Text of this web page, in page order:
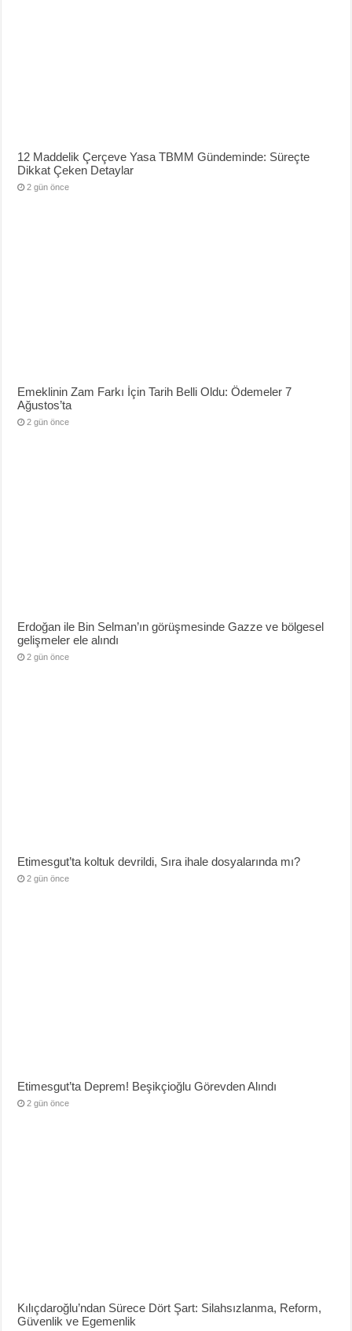
12 Maddelik Çerçeve Yasa TBMM Gündeminde: Süreçte
Dikkat Çeken Detaylar
2 gün önce
Emeklinin Zam Farkı İçin Tarih Belli Oldu: Ödemeler 7
Ağustos’ta
2 gün önce
Erdoğan ile Bin Selman’ın görüşmesinde Gazze ve bölgesel
gelişmeler ele alındı
2 gün önce
Etimesgut’ta koltuk devrildi, Sıra ihale dosyalarında mı?
2 gün önce
Etimesgut’ta Deprem! Beşikçioğlu Görevden Alındı
2 gün önce
Kılıçdaroğlu’ndan Sürece Dört Şart: Silahsızlanma, Reform,
Güvenlik ve Egemenlik